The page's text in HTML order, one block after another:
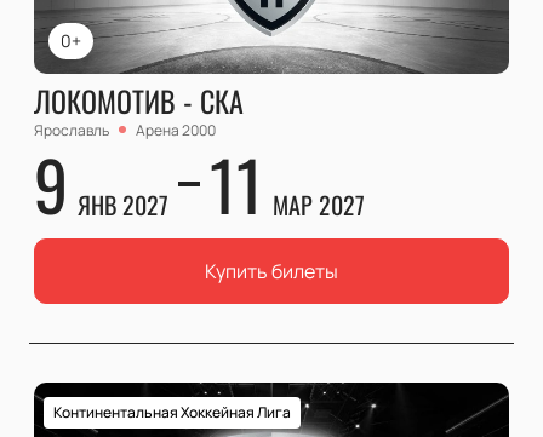
0+
ЛОКОМОТИВ - СКА
Ярославль Арена 2000
9 ЯНВ 2027 11 МАР 2027
Купить билеты
Континентальная Хоккейная Лига